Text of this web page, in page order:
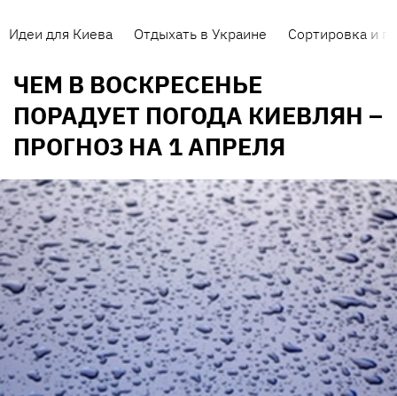
Идеи для Киева Отдыхать в Украине Сортировка и
ЧЕМ В ВОСКРЕСЕНЬЕ
ПОРАДУЕТ ПОГОДА КИЕВЛЯН –
ПРОГНОЗ НА 1 АПРЕЛЯ